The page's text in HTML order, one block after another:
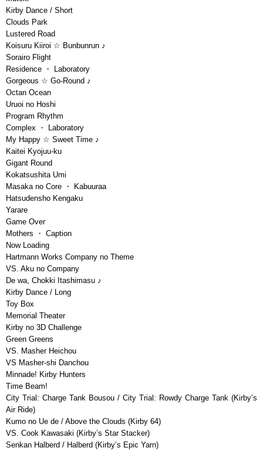
Kirby Dance / Short
Clouds Park
Lustered Road
Koisuru Kiiroi ☆ Bunbunrun ♪
Sorairo Flight
Residence ・ Laboratory
Gorgeous ☆ Go-Round ♪
Octan Ocean
Uruoi no Hoshi
Program Rhythm
Complex ・ Laboratory
My Happy ☆ Sweet Time ♪
Kaitei Kyojuu-ku
Gigant Round
Kokatsushita Umi
Masaka no Core ・ Kabuuraa
Hatsudensho Kengaku
Yarare
Game Over
Mothers ・ Caption
Now Loading
Hartmann Works Company no Theme
VS. Aku no Company
De wa, Chokki Itashimasu ♪
Kirby Dance / Long
Toy Box
Memorial Theater
Kirby no 3D Challenge
Green Greens
VS. Masher Heichou
VS Masher-shi Danchou
Minnade! Kirby Hunters
Time Beam!
City Trial: Charge Tank Bousou / City Trial: Rowdy Charge Tank (Kirby’s
Air Ride)
Kumo no Ue de / Above the Clouds (Kirby 64)
VS. Cook Kawasaki (Kirby’s Star Stacker)
Senkan Halberd / Halberd (Kirby’s Epic Yarn)